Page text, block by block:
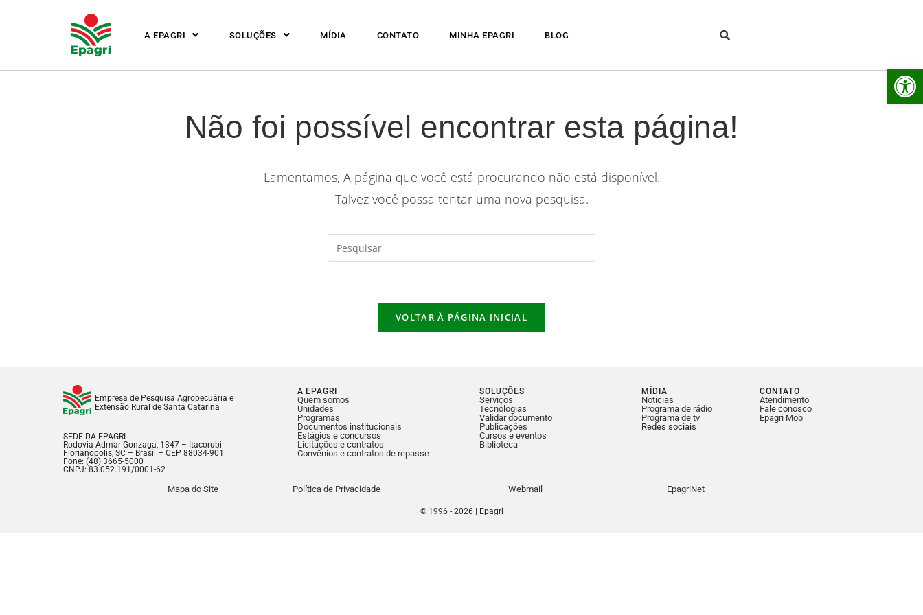
A EPAGRI SOLUÇÕES MÍDIA CONTATO MINHA EPAGRI BLOG
Não foi possível encontrar esta página!
Lamentamos, A página que você está procurando não está disponível.
Talvez você possa tentar uma nova pesquisa.
VOLTAR À PÁGINA INICIAL
Empresa de Pesquisa Agropecuária e
Extensão Rural de Santa Catarina
SEDE DA EPAGRI
Rodovia Admar Gonzaga, 1347 – Itacorubi
Florianopolis, SC – Brasil – CEP 88034-901
Fone: (48) 3665-5000
CNPJ: 83.052.191/0001-62
A EPAGRI
Quem somos
Unidades
Programas
Documentos institucionais
Estágios e concursos
Licitações e contratos
Convênios e contratos de repasse
SOLUÇÕES
Serviços
Tecnologias
Validar documento
Publicações
Cursos e eventos
Biblioteca
MÍDIA
Noticias
Programa de rádio
Programa de tv
Redes sociais
CONTATO
Atendimento
Fale conosco
Epagri Mob
Mapa do Site Política de Privacidade Webmail EpagriNet
© 1996 - 2026 | Epagri